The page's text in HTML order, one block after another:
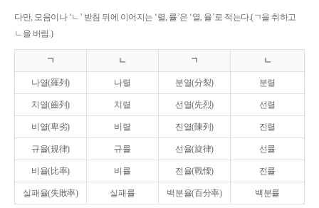
다만, 모음이나 ‘ㄴ’ 받침 뒤에 이어지는 ‘렬, 률’은 ‘열, 율’로 적는다.(ㄱ을 취하고
ㄴ을 버림.)
ㄱ ㄴ ㄱ ㄴ
나열(羅列) 나렬 분열(分裂) 분렬
치열(齒列) 치렬 선열(先烈) 선렬
비열(卑劣) 비렬 진열(陳列) 진렬
규율(規律) 규률 선율(旋律) 선률
비율(比率) 비률 전율(戰慄) 전률
실패율(失敗率) 실패률 백분율(百分率) 백분률